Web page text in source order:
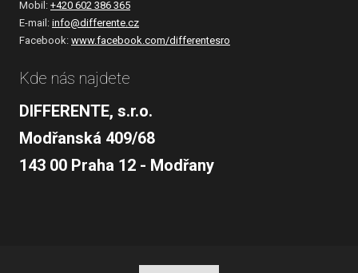
Mobil: +420 602 386 365
E-mail: info@differente.cz
Facebook: www.facebook.com/differentesro
Kde nás najdete
DIFFERENTE, s.r.o.
Modřanská 409/68
143 00 Praha 12 - Modřany